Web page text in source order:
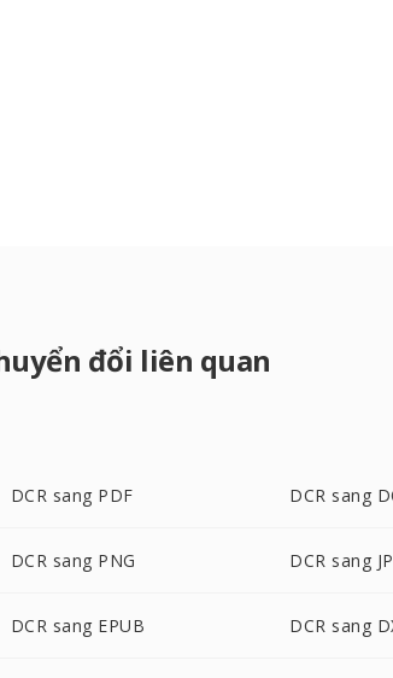
đổi liên quan
DCR sang PDF DCR sang
DCR sang PNG DCR sang
DCR sang EPUB DCR sang